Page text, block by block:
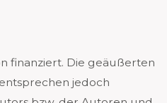
finanziert. Die geäußerten
jedoch